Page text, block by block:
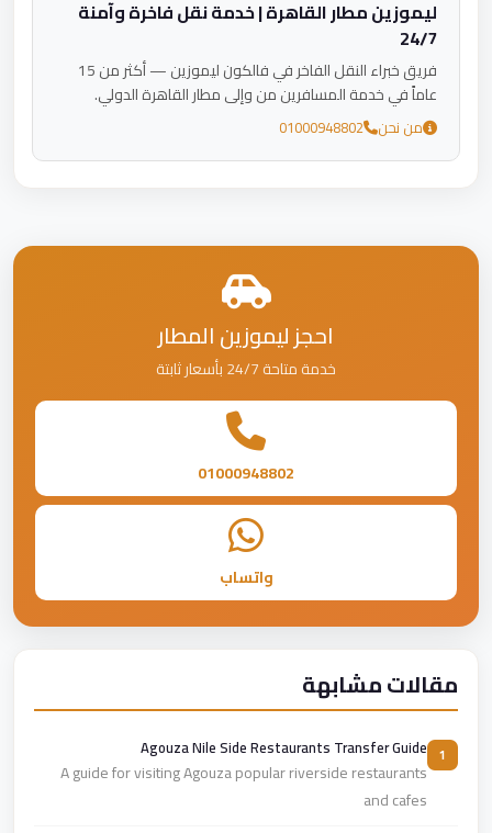
ليموزين مطار القاهرة | خدمة نقل فاخرة وآمنة
24/7
فريق خبراء النقل الفاخر في فالكون ليموزين — أكثر من 15
عاماً في خدمة المسافرين من وإلى مطار القاهرة الدولي.
من نحن 01000948802
احجز ليموزين المطار
خدمة متاحة 24/7 بأسعار ثابتة
01000948802
واتساب
مقالات مشابهة
Agouza Nile Side Restaurants Transfer Guide
A guide for visiting Agouza popular riverside restaurants
and cafes